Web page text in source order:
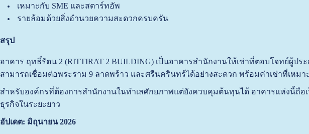
เหมาะกับ SME และสตาร์ทอัพ
รายล้อมด้วยสิ่งอำนวยความสะดวกครบครัน
สรุป
อาคาร ฤทธิ์รัตน 2 (RITTIRAT 2 BUILDING) เป็นอาคารสำนักงานให้เช่าที่ตอบโจทย์ผู้ปร
สามารถเชื่อมต่อพระราม 9 ลาดพร้าว และศรีนครินทร์ได้อย่างสะดวก พร้อมค่าเช่าที่เหม
สำหรับองค์กรที่ต้องการสำนักงานในทำเลศักยภาพแต่ยังควบคุมต้นทุนได้ อาคารแห่งนี้ถือ
ธุรกิจในระยะยาว
อัปเดต: มิถุนายน 2026